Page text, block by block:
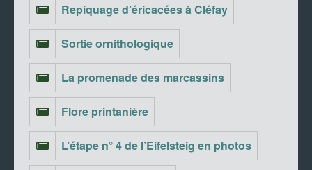
Repiquage d’éricacées à Cléfay
Sortie ornithologique
La promenade des marcassins
Flore printanière
L’étape n° 4 de l’Eifelsteig en photos